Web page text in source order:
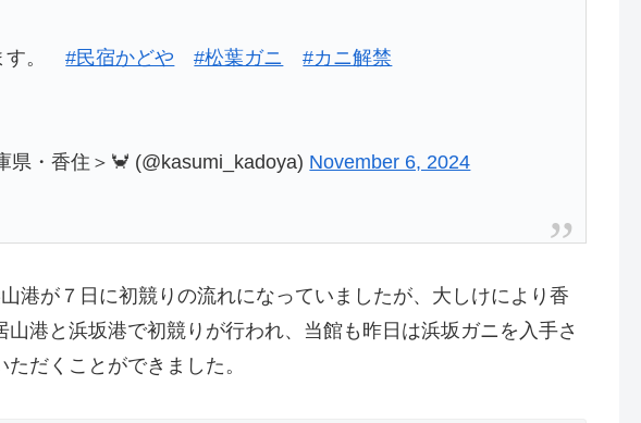
す。#民宿かどや #松葉ガニ
#カニ解禁
・香住＞🦀 (@kasumi_kadoya) November 6, 2024
港が７日に初競りの流れになっていましたが、大しけにより香
港と浜坂港で初競りが行われ、当館も昨日は浜坂ガニを入手さ
だくことができました。